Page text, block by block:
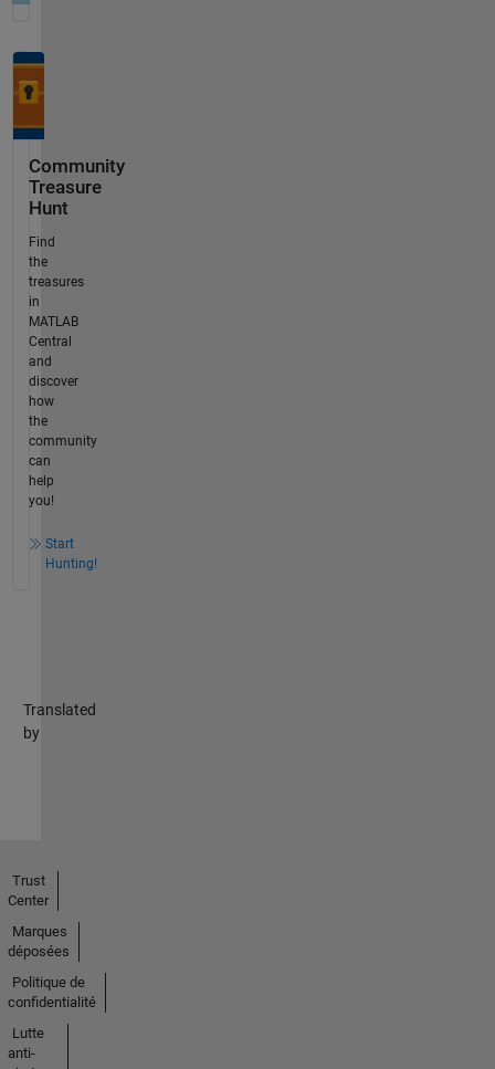
Community
Treasure
Hunt
Find
the
treasures
in
MATLAB
Central
and
discover
how
the
community
can
help
you!
Start
Hunting!
Translated
by
Trust
Center
Marques
déposées
Politique de
confidentialité
Lutte
anti-